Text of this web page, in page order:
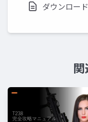
ダウンロー